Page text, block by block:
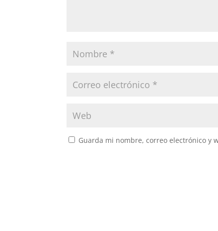
Guarda mi nombre, correo electrónico y